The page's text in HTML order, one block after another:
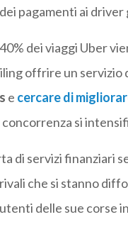
pagamenti ai
dei viaggi Uber
offrire un
e cercare di
si
di servizi finanziari
che si stanno
delle sue corse